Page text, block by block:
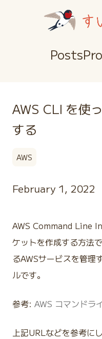
Posts
AWS CLI を使
する
AWS
February 1, 2022
AWS Command Line
ケットを作成する方法
るAWSサービスを管理
ルです。
参考: AWS コマンドラ
上記URLなどを参考に